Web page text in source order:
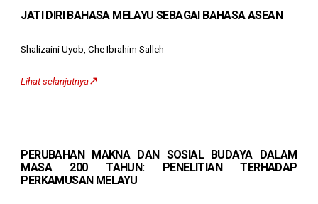
JATI DIRI BAHASA MELAYU SEBAGAI BAHASA ASEAN
Shalizaini Uyob, Che Ibrahim Salleh
Lihat selanjutnya↗️
PERUBAHAN MAKNA DAN SOSIAL BUDAYA DALAM
MASA 200 TAHUN: PENELITIAN TERHADAP
PERKAMUSAN MELAYU